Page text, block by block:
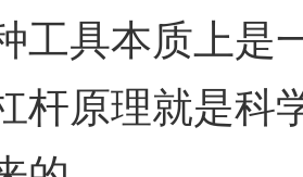
工具本质上是
杆原理就是科